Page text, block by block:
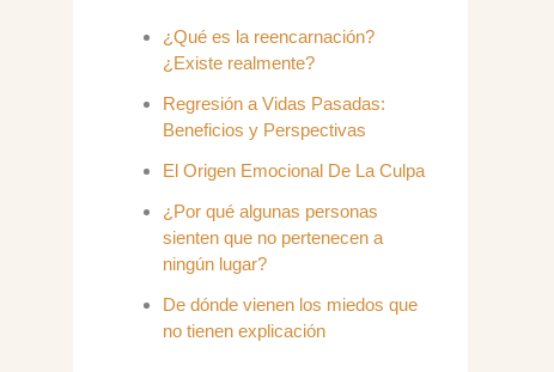
¿Qué es la reencarnación?
¿Existe realmente?
Regresión a Vidas Pasadas:
Beneficios y Perspectivas
El Origen Emocional De La Culpa
¿Por qué algunas personas
sienten que no pertenecen a
ningún lugar?
De dónde vienen los miedos que
no tienen explicación